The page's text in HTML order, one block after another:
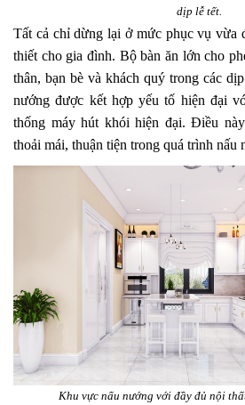
dịp lễ tết.
Tất cả chỉ dừng lại ở mức phục vụ vừa
thiết cho gia đình. Bộ bàn ăn lớn cho
thân, bạn bè và khách quý trong các
nướng được kết hợp yếu tố hiện đại
thống máy hút khói hiện đại. Điều
thoải mái, thuận tiện trong quá trình nấu
Khu vực nấu nướng với đầy đủ nội